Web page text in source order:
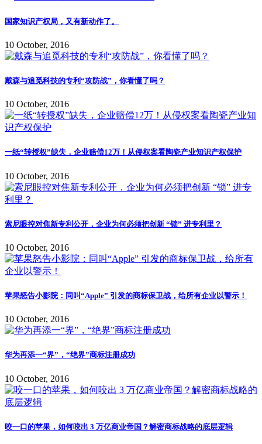
国家知识产权局，又有新动作了。
10 October, 2016
戴森与追觅科技的专利“攻防战”，你看懂了吗？
10 October, 2016
一纸“转授权”缺失，企业赔偿12万！从侵权案看陶瓷产业知识产权保护
10 October, 2016
索尼眼控对焦新专利公开，企业为何必须把创新 “锁” 进专利里？
10 October, 2016
苹果怒告小影院：同叫“Apple” 引发的商标保卫战，给所有企业以警示！
10 October, 2016
华为再添一“界”，“绝界”商标注册成功
10 October, 2016
咬一口的苹果，如何咬出 3 万亿商业帝国？解密商标战略的底层逻辑